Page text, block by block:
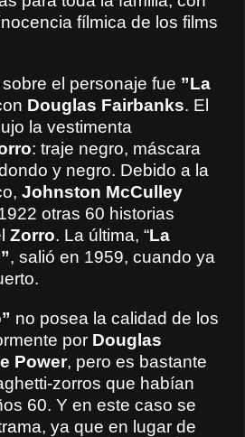
fílmica de los films
el personaje fue ”La
Douglas Fairbanks. El
la vestimenta
: traje negro, máscara
y negro. Debido a la
Johnston McCulley
otras 60 historias
Zorro. La última, “La
, salió en 1959, cuando ya
no posea la calidad de los
por Douglas
Power, pero es bastante
zorros que habían
60. Y en este caso se
ya que en lugar de